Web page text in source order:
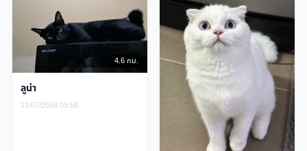
4.6 กม.
ลูน่า
21/07/2569 09:58